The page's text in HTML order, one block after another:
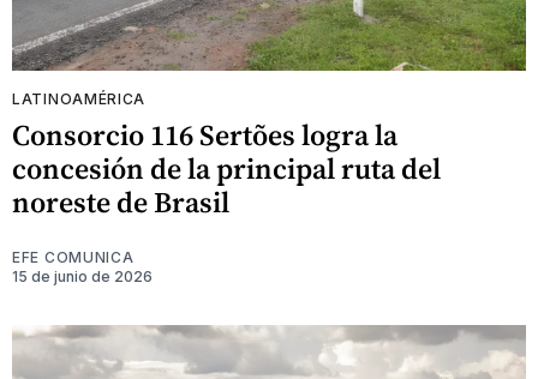
LATINOAMÉRICA
Consorcio 116 Sertões logra la
concesión de la principal ruta del
noreste de Brasil
EFE COMUNICA
15 de junio de 2026